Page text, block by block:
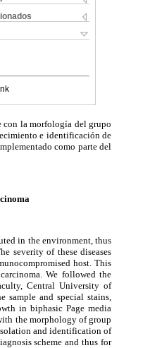
con la morfología del grupo
e identificación de
como parte del
in the environment, thus
severity of these diseases
host. This
We followed the
Central University of
and special stains,
in biphasic Page media
the morphology of group
and identification of
scheme and thus for